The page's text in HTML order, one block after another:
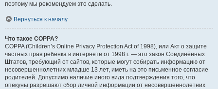
поэтому мы рекомендуем это сделать.
Вернуться к началу
Что такое COPPA?
COPPA (Children’s Online Privacy Protection Act of 1998), или Акт о защите
частных прав ребёнка в интернете от 1998 г. — это закон Соединённых
Штатов, требующий от сайтов, которые могут собирать информацию от
несовершеннолетних младше 13 лет, иметь на это письменное согласие
родителей. Допустимо наличие иного вида подтверждения того, что
опекуны разрешают сбор личной информации от несовершеннолетних